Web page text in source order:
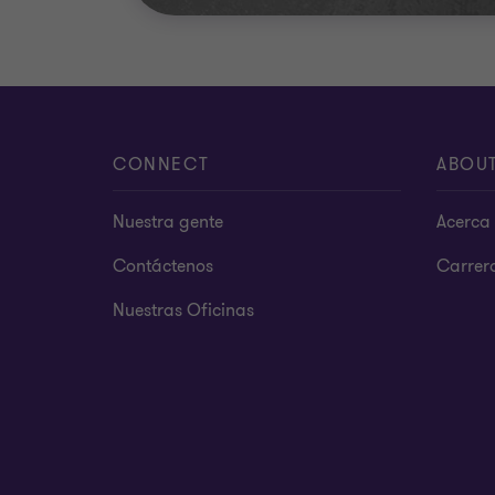
CONNECT
Nuestra gente
Contáctenos
Nuestras Oficinas